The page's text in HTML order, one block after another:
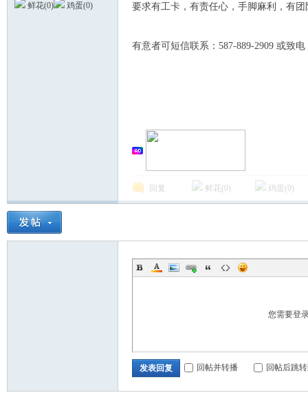
蒙
鲜花(0) 鸡蛋(0) 要求有工卡，有责任心，手脚麻利，有
有意者可短信联系：587-889-2909 或致电
回复 鲜花( 0 ) 鸡蛋( 0 )
您需要登
发表回复 回帖并转播 回帖后跳